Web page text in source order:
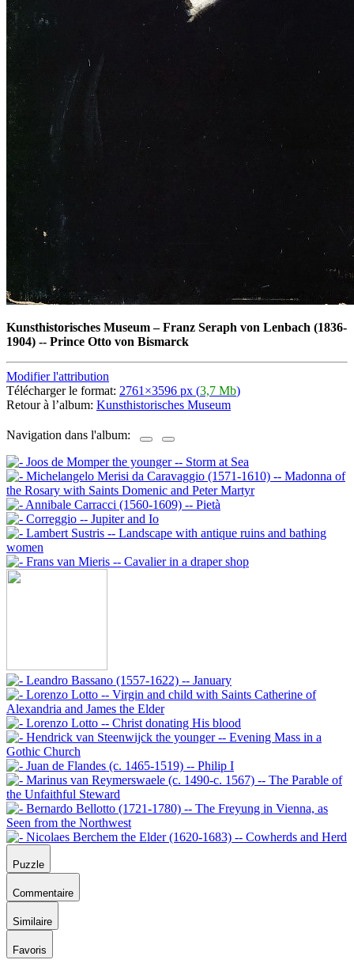
Kunsthistorisches Museum–Franz Seraph von Lenbach (1836-
1904) -- Prince Otto von Bismarck
Modifier l'attribution
Télécharger le format: 2761×3596 px (3,7 Mb)
Retour à l’album: Kunsthistorisches Museum
Navigation dans l'album:
Puzzle
Commentaire
Similaire
Favoris